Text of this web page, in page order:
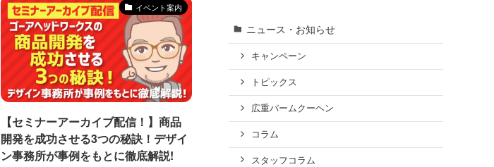
イベント案内
【セミナーアーカイブ配信！】商品
開発を成功させる3つの秘訣！デザイ
ン事務所が事例をもとに徹底解説!
ニュース・お知らせ
キャンペーン
トピックス
広重バームクーヘン
コラム
スタッフコラム